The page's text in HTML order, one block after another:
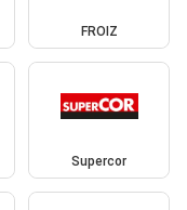
FROIZ
Supercor